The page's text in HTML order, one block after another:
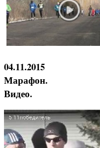
04.11.2015
Марафон.
Видео.